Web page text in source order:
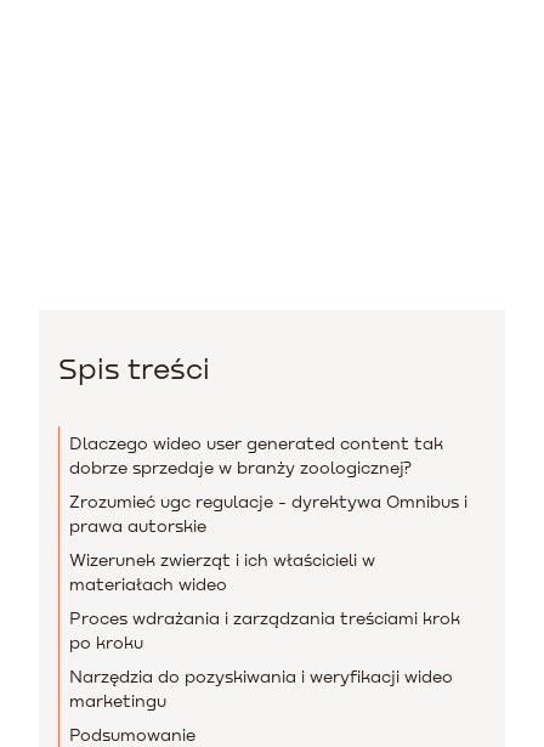
Spis treści
Dlaczego wideo user generated content tak
dobrze sprzedaje w branży zoologicznej?
Zrozumieć ugc regulacje - dyrektywa Omnibus i
prawa autorskie
Wizerunek zwierząt i ich właścicieli w
materiałach wideo
Proces wdrażania i zarządzania treściami krok
po kroku
Narzędzia do pozyskiwania i weryfikacji wideo
marketingu
Podsumowanie